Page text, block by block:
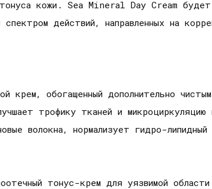
кожи. Sea Mineral Day Cream
действий, направленных на
обогащенный дополнительно
трофику тканей и
волокна, нормализует гидро-липидный
тонус-крем для уязвимой